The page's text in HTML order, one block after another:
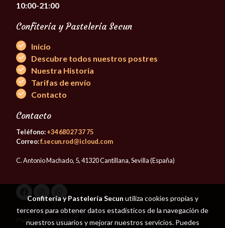
10:00-21:00
Confitería y Pastelería Secun
Inicio
Descubre todos nuestros postres
Nuestra Historia
Tarifas de envío
Contacto
Contacto
Teléfono:+34 680 27 37 75
Correo:f.secun.rod@icloud.com
C. Antonio Machado, 5, 41320 Cantillana, Sevilla (España)
Aviso legal
Política de cookies
Confitería y Pastelería Secun utiliza cookies propias y
terceros para obtener datos estadísticos de la navegación de
nuestros usuarios y mejorar nuestros servicios. Puedes